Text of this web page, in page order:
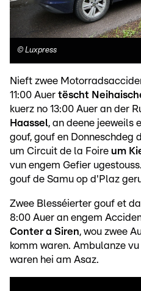
© Luxpress
Nieft zwee
11:00 Auer tëscht
kuerz no 13:00 Auer an der
Haassel, an deene jeeweils
gouf, gouf en Donneschdeg
um Circuit de la Foire um
vun engem Gefier
gouf de Samu op d'Plaz
Zwee Blesséierter gouf et
8:00 Auer an engem
Conter a Siren, wou zwee
komm waren. Ambulanze
waren hei am Asaz.